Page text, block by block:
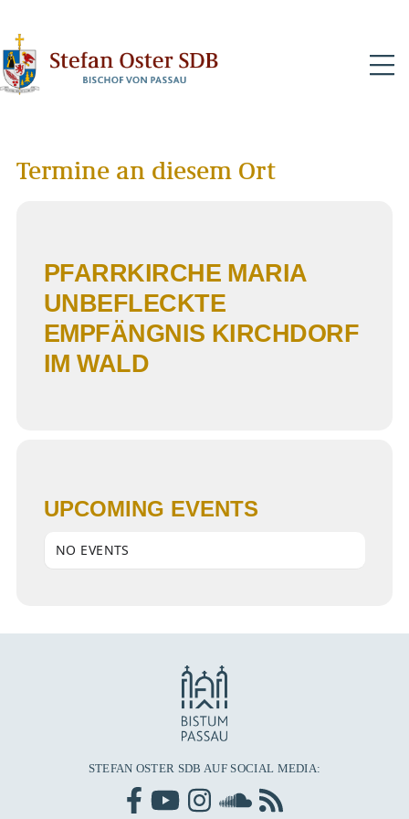
Termine an diesem Ort
PFARRKIRCHE MARIA
UNBEFLECKTE
EMPFÄNGNIS KIRCHDORF
IM WALD
UPCOMING EVENTS
NO EVENTS
STEFAN OSTER SDB AUF SOCIAL MEDIA: